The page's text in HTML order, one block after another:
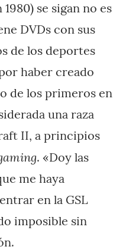
se sigan no es
DVDs con sus
de los deportes
haber creado
de los primeros en
una raza
II, a principios
. «Doy las
me haya
en la GSL
imposible sin